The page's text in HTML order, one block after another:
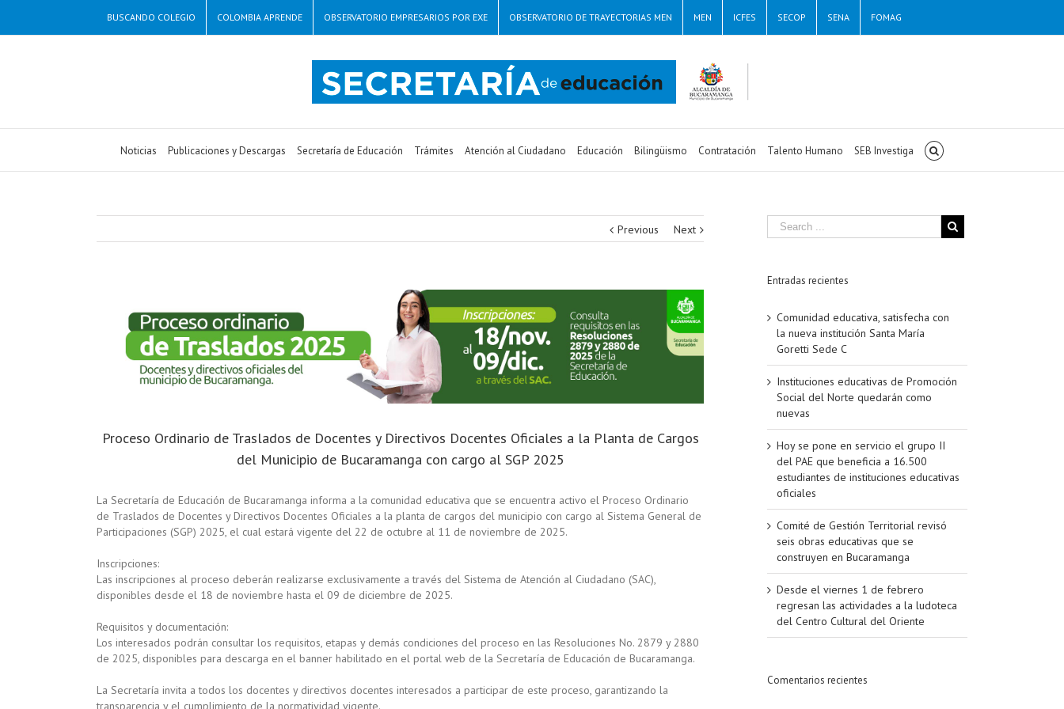
BUSCANDO COLEGIO COLOMBIA APRENDE OBSERVATORIO EMPRESARIOS POR EXE OBSERVATORIO DE TRAYECTORIAS MEN MEN ICFES SECOP SENA FOMAG
Noticias Publicaciones y Descargas Secretaría de Educación Trámites Atención al Ciudadano Educación Bilingüismo Contratación Talento Humano SEB Investiga
Previous Next
Proceso Ordinario de Traslados de Docentes y Directivos Docentes Oficiales a la Planta de Cargos
del Municipio de Bucaramanga con cargo al SGP 2025
La Secretaría de Educación de Bucaramanga informa a la comunidad educativa que se encuentra activo el Proceso Ordinario
de Traslados de Docentes y Directivos Docentes Oficiales a la planta de cargos del municipio con cargo al Sistema General de
Participaciones (SGP) 2025, el cual estará vigente del 22 de octubre al 11 de noviembre de 2025.
Inscripciones:
Las inscripciones al proceso deberán realizarse exclusivamente a través del Sistema de Atención al Ciudadano (SAC),
disponibles desde el 18 de noviembre hasta el 09 de diciembre de 2025.
Requisitos y documentación:
Los interesados podrán consultar los requisitos, etapas y demás condiciones del proceso en las Resoluciones No. 2879 y 2880
de 2025, disponibles para descarga en el banner habilitado en el portal web de la Secretaría de Educación de Bucaramanga.
La Secretaría invita a todos los docentes y directivos docentes interesados a participar de este proceso, garantizando la
transparencia y el cumplimiento de la normatividad vigente.
Entradas recientes
Comunidad educativa, satisfecha con
la nueva institución Santa María
Goretti Sede C
Instituciones educativas de Promoción
Social del Norte quedarán como
nuevas
Hoy se pone en servicio el grupo II
del PAE que beneficia a 16.500
estudiantes de instituciones educativas
oficiales
Comité de Gestión Territorial revisó
seis obras educativas que se
construyen en Bucaramanga
Desde el viernes 1 de febrero
regresan las actividades a la ludoteca
del Centro Cultural del Oriente
Comentarios recientes